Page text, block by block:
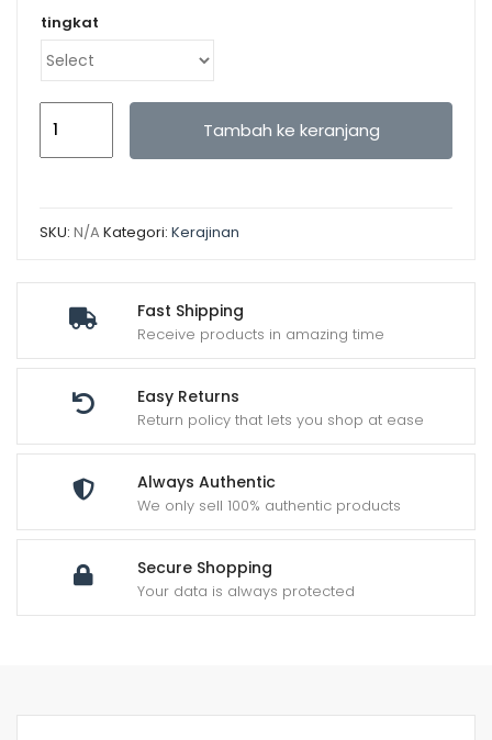
Fast Shipping
Receive products in amazing time
Easy Returns
Return policy that lets you shop at ease
Always Authentic
We only sell 100% authentic products
Secure Shopping
Your data is always protected
tingkat
Tambah ke keranjang
SKU: N/A Kategori: Kerajinan